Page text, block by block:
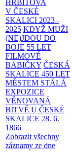
HŘBITOVA
V ČESKÉ
SKALICI 2023–
2025 KDYŽ MUŽI
(NE)JDOU DO
BOJE 55 LET
FILMOVÉ
BABIČKY ČESKÁ
SKALICE 450 LET
MĚSTEM STÁLÁ
EXPOZICE
VĚNOVANÁ
BITVĚ U ČESKÉ
SKALICE 28. 6.
1866
Zobrazit všechny
záznamy ze dne